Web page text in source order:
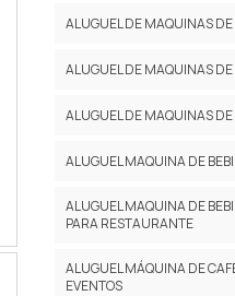
ALUGUEL DE MAQUINAS
ALUGUEL DE MAQUINAS
ALUGUEL DE MAQUINAS DE
ALUGUEL MAQUINA DE
ALUGUEL MAQUINA DE
PARA RESTAURANTE
ALUGUEL MÁQUINA DE
EVENTOS